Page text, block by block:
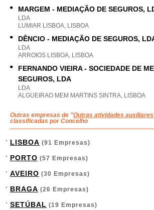
MARGEM - MEDIAÇÃO DE SEGUROS,
LDA
LUMIAR LISBOA, LISBOA
DÊNCIO - MEDIAÇÃO DE SEGUROS,
LDA
ARROIOS LISBOA, LISBOA
FERNANDO VIEIRA - SOCIEDADE DE
SEGUROS, LDA
LDA
ALGUEIRAO MEM MARTINS SINTRA, LISBOA
Outras empresas de "Outras atividades auxiliares
classificadas por Concelho
LISBOA (91 Empresas)
PORTO (57 Empresas)
AVEIRO (30 Empresas)
BRAGA (26 Empresas)
SETÚBAL (19 Empresas)